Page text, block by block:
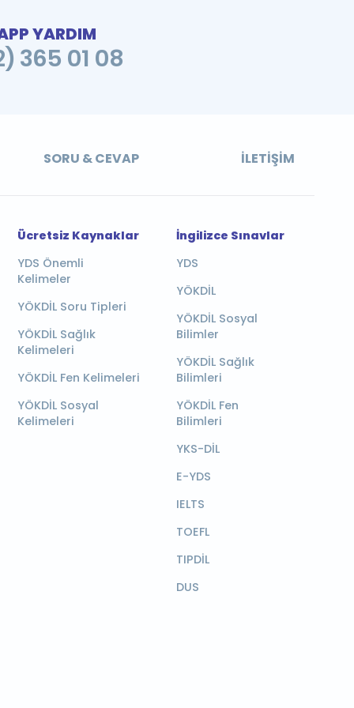
YARDIM
365 01 08
SORU & CEVAP İLETIŞIM
Ücretsiz Kaynaklar
YDS Önemli
Kelimeler
YÖKDİL Soru Tipleri
YÖKDİL Sağlık
Kelimeleri
YÖKDİL Fen Kelimeleri
YÖKDİL Sosyal
Kelimeleri
İngilizce Sınavlar
YDS
YÖKDİL
YÖKDİL Sosyal
Bilimler
YÖKDİL Sağlık
Bilimleri
YÖKDİL Fen
Bilimleri
YKS-DİL
E-YDS
IELTS
TOEFL
TIPDİL
DUS